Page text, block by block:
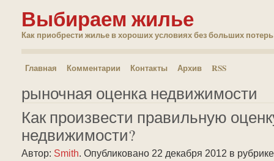
Выбираем жилье
Как приобрести жилье в хороших условиях без больших потерь
Главная Комментарии Контакты Архив RSS
рыночная оценка недвижимости
Как произвести правильную
недвижимости?
Автор: Smith. Опубликовано 22 декабря 2012 в